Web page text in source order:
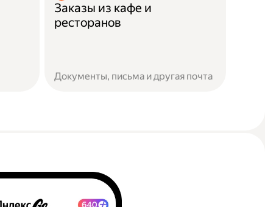
Заказы из кафе и
ресторанов
Документы, письма и другая почта